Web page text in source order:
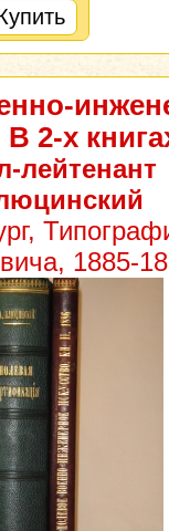
В 2-х
лейтенант
1885-